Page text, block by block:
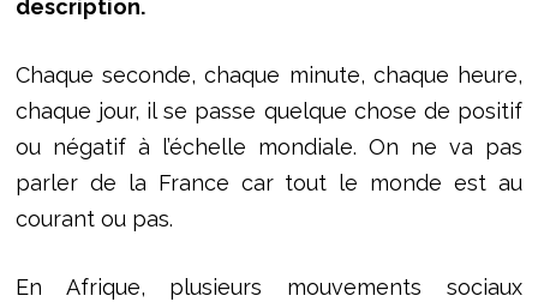
description.
Chaque seconde, chaque minute, chaque heure,
chaque jour, il se passe quelque chose de positif
ou négatif à l’échelle mondiale. On ne va pas
parler de la France car tout le monde est au
courant ou pas.
En Afrique, plusieurs mouvements sociaux